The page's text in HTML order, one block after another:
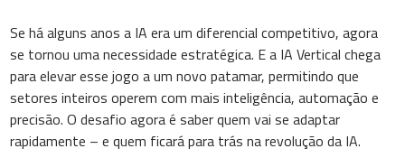
Se há alguns anos a IA era um diferencial competitivo, agora
se tornou uma necessidade estratégica. E a IA Vertical chega
para elevar esse jogo a um novo patamar, permitindo que
setores inteiros operem com mais inteligência, automação e
precisão. O desafio agora é saber quem vai se adaptar
rapidamente – e quem ficará para trás na revolução da IA.